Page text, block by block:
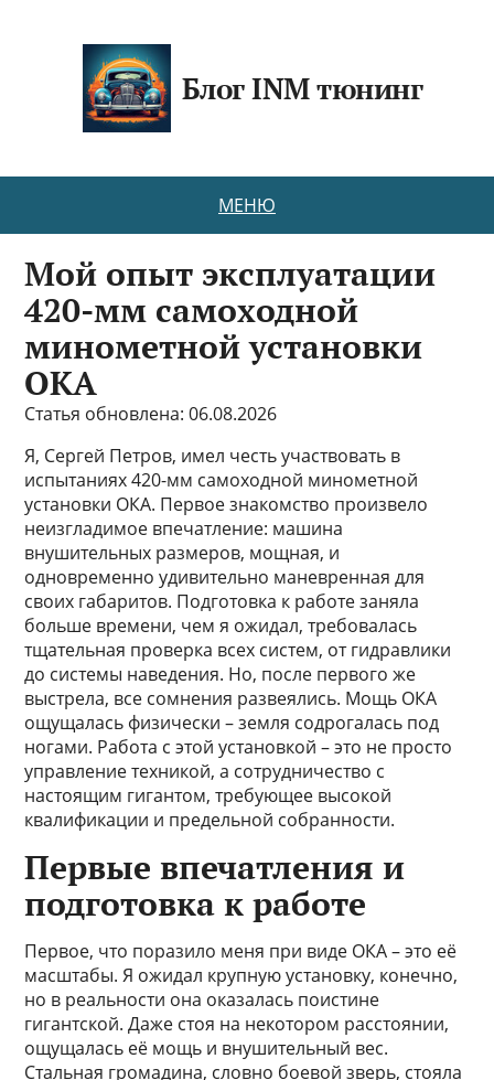
Блог INM тюнинг
МЕНЮ
Мой опыт эксплуатации
420-мм самоходной
минометной установки
ОКА
Статья обновлена: 06.08.2026
Я, Сергей Петров, имел честь участвовать в
испытаниях 420-мм самоходной минометной
установки ОКА. Первое знакомство произвело
неизгладимое впечатление: машина
внушительных размеров, мощная, и
одновременно удивительно маневренная для
своих габаритов. Подготовка к работе заняла
больше времени, чем я ожидал, требовалась
тщательная проверка всех систем, от гидравлики
до системы наведения. Но, после первого же
выстрела, все сомнения развеялись. Мощь ОКА
ощущалась физически – земля содрогалась под
ногами. Работа с этой установкой – это не просто
управление техникой, а сотрудничество с
настоящим гигантом, требующее высокой
квалификации и предельной собранности.
Первые впечатления и
подготовка к работе
Первое, что поразило меня при виде ОКА – это её
масштабы. Я ожидал крупную установку, конечно,
но в реальности она оказалась поистине
гигантской. Даже стоя на некотором расстоянии,
ощущалась её мощь и внушительный вес.
Стальная громадина, словно боевой зверь, стояла